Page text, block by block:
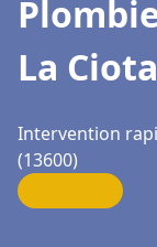
La
Intervention
(13600)